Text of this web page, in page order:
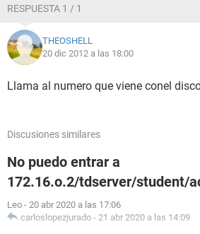
RESPUESTA 1 / 1
THEOSHELL
20 dic 2012 a las 18:00
Llama al numero que viene conel
Discusiones similares
No puedo entrar a
172.16.o.2/tdserver/student/
Leo - 20 abr 2020 a las 17:06
carloslopezjurado - 21 abr 2020 a las 14:09